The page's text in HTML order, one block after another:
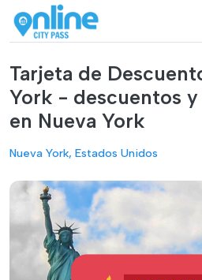
Tarjeta de
York - descuentos
en Nueva York
Nueva York, Estados Unidos